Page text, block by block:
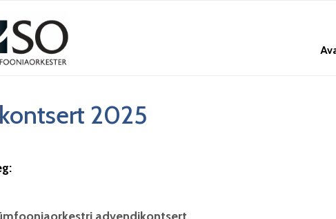
2025
advendikontsert